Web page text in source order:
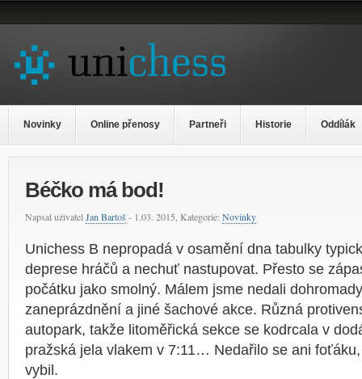
Novinky Online přenosy Partneři Historie Oddílák
Béčko má bod!
Napsal uživatel Jan Bartoš - 1.03. 2015, Kategorie: Novinky
Unichess B nepropadá v osamění dna tabulky
deprese hráčů a nechuť nastupovat. Přesto se
počátku jako smolný. Málem jsme nedali
zaneprázdnění a jiné šachové akce. Různá
autopark, takže litoměřická sekce se kodrcala v
pražská jela vlakem v 7:11… Nedařilo se ani
vybil.